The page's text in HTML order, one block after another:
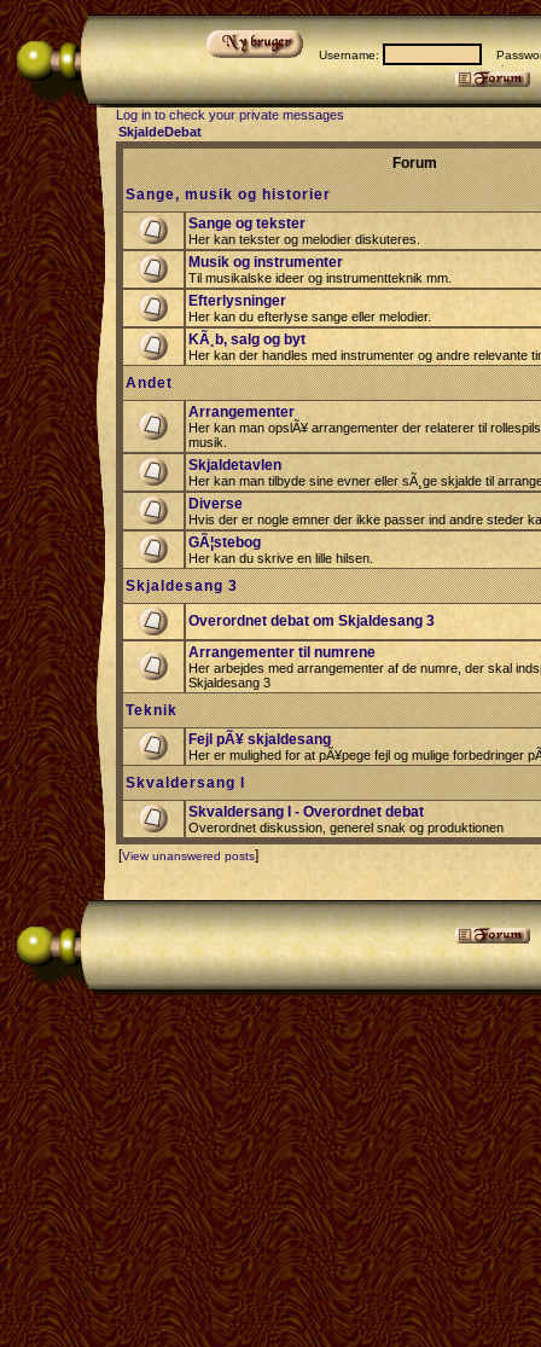
Username:
Log in to check your private messages
SkjaldeDebat
Forum
Sange, musik og historier
Sange og tekster
Her kan tekster og melodier diskuteres.
Musik og instrumenter
Til musikalske ideer og instrumentteknik mm.
Efterlysninger
Her kan du efterlyse sange eller melodier.
KÃ¸b, salg og byt
Her kan der handles med instrumenter og andre relevante
Andet
Arrangementer
Her kan man opslÃ¥ arrangementer der relaterer til
musik.
Skjaldetavlen
Her kan man tilbyde sine evner eller sÃ¸ge skjalde til
Diverse
Hvis der er nogle emner der ikke passer ind andre steder
GÃ¦stebog
Her kan du skrive en lille hilsen.
Skjaldesang 3
Overordnet debat om Skjaldesang 3
Arrangementer til numrene
Her arbejdes med arrangementer af de numre, der skal
Skjaldesang 3
Teknik
Fejl pÃ¥ skjaldesang
Her er mulighed for at pÃ¥pege fejl og mulige forbedringer
Skvaldersang I
Skvaldersang I - Overordnet debat
Overordnet diskussion, generel snak og produktionen
[View unanswered posts]